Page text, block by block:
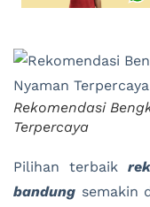
Rekomendasi
Terpercaya
Pilihan terbaik
bandung semakin